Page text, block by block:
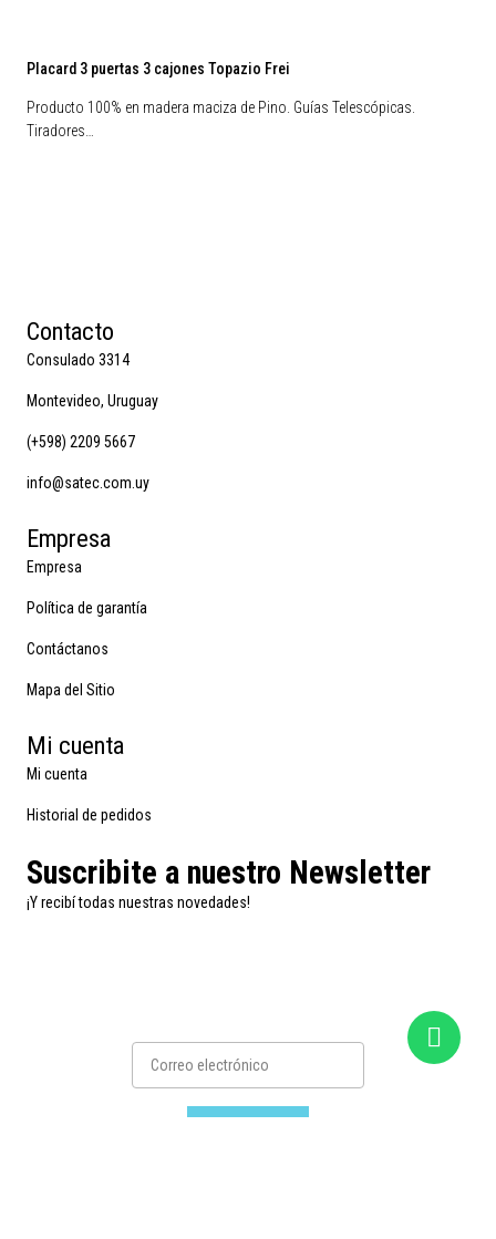
Placard 3 puertas 3 cajones Topazio Frei
Producto 100% en madera maciza de Pino. Guías Telescópicas.
Tiradores…
Contacto
Consulado 3314
Montevideo, Uruguay
(+598) 2209 5667
info@satec.com.uy
Empresa
Empresa
Política de garantía
Contáctanos
Mapa del Sitio
Mi cuenta
Mi cuenta
Historial de pedidos
Suscribite a nuestro Newsletter
¡Y recibí todas nuestras novedades!